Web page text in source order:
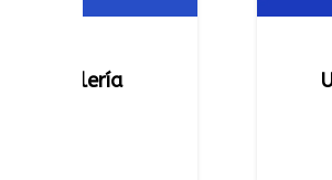
Una Terraza que se